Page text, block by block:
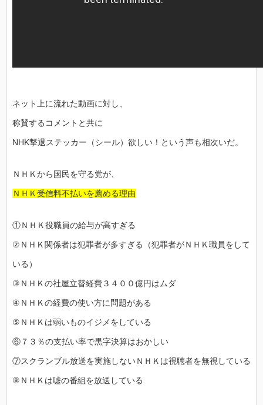
ネット上に流れた動画に対し、
称賛するコメントと共に
NHK撃退ステッカー（シール）欲しい！という声も相次いだ。
ＮＨＫから国民を守る党が、
ＮＨＫ受信料不払いを薦める理由
①ＮＨＫ役職員の給与が高すぎる
②ＮＨＫ関係者は犯罪者が多すぎる（犯罪者がＮＨＫ職員をして
いる）
③ＮＨＫの社屋立替経費３４００億円はムダ
④ＮＨＫの経費の使い方に問題がある
⑤ＮＨＫは弱いものイジメをしている
⑥７３％の支払い率で黒字決算はおかしい
⑦スクランブル放送を実施しないＮＨＫは視聴者を無視している
⑧ＮＨＫは嘘の番組を放送している